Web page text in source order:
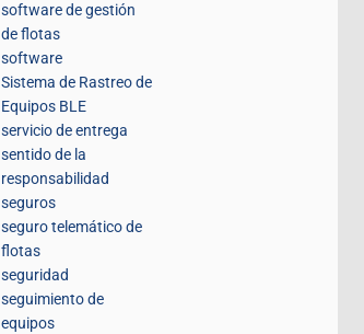
software de gestión
de flotas
software
Sistema de Rastreo de
Equipos BLE
servicio de entrega
sentido de la
responsabilidad
seguros
seguro telemático de
flotas
seguridad
seguimiento de
equipos